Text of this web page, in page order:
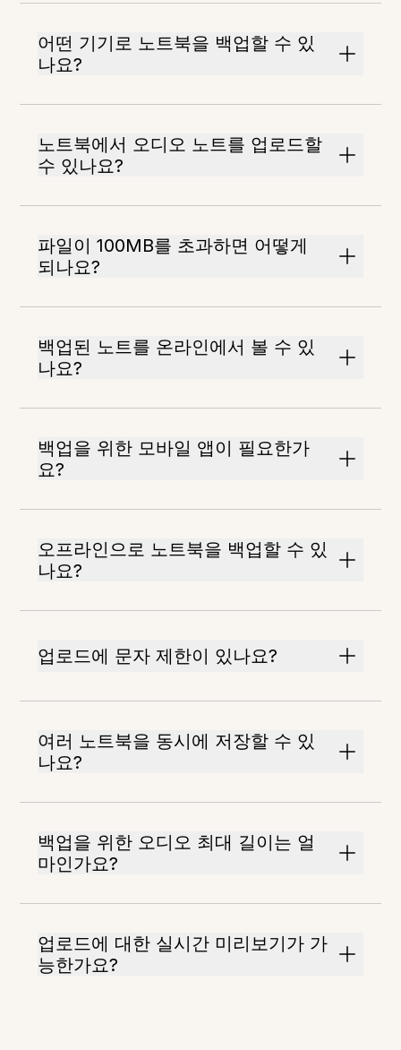
어떤 기기로 노트북을 백업할 수 있
나요?
노트북에서 오디오 노트를 업로드할
수 있나요?
파일이 100MB를 초과하면 어떻게
되나요?
백업된 노트를 온라인에서 볼 수 있
나요?
백업을 위한 모바일 앱이 필요한가
요?
오프라인으로 노트북을 백업할 수 있
나요?
업로드에 문자 제한이 있나요?
여러 노트북을 동시에 저장할 수 있
나요?
백업을 위한 오디오 최대 길이는 얼
마인가요?
업로드에 대한 실시간 미리보기가 가
능한가요?